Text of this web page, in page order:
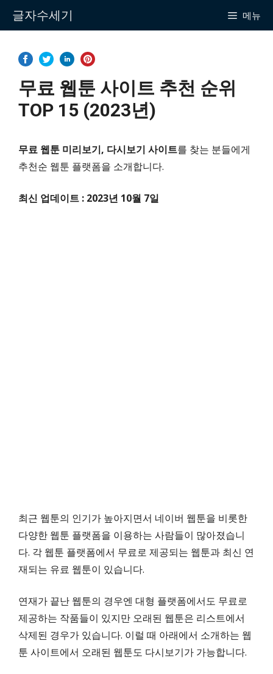
Skip글자수세기 메뉴
무료 웹툰 사이트 추천 순위
TOP 15 (2023년)
무료 웹툰 미리보기, 다시보기 사이트를 찾는 분들에게
추천순 웹툰 플랫폼을 소개합니다.
최신 업데이트 : 2023년 10월 7일
최근 웹툰의 인기가 높아지면서 네이버 웹툰을 비롯한
다양한 웹툰 플랫폼을 이용하는 사람들이 많아졌습니
다. 각 웹툰 플랫폼에서 무료로 제공되는 웹툰과 최신 연
재되는 유료 웹툰이 있습니다.
연재가 끝난 웹툰의 경우엔 대형 플랫폼에서도 무료로
제공하는 작품들이 있지만 오래된 웹툰은 리스트에서
삭제된 경우가 있습니다. 이럴 때 아래에서 소개하는 웹
툰 사이트에서 오래된 웹툰도 다시보기가 가능합니다.